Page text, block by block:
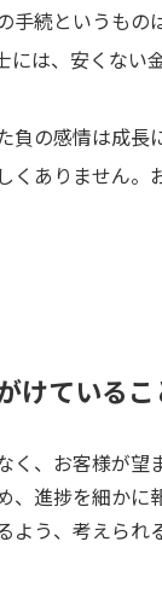
手続というも
には、安くな
負の感情は成
くありません
けているこ
く、お客様が
進捗を細かに
よう、考えら